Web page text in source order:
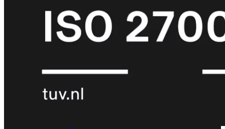
EssentialsFortiCare
Premium
FortiCare
Elite FortiCare
RMA